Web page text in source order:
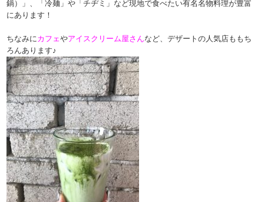
鍋）」、「冷麺」や「チヂミ」など現地で食べたい有名名物料理が豊富
にあります！
ちなみにカフェやアイスクリーム屋さんなど、デザートの人気店ももち
ろんあります♪